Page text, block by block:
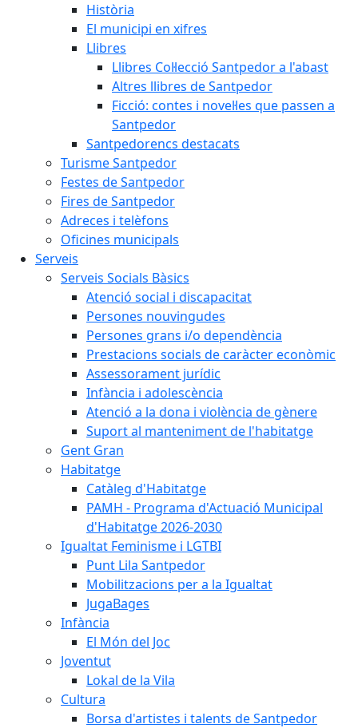
Història
El municipi en xifres
Llibres
Llibres Col·lecció Santpedor a l'abast
Altres llibres de Santpedor
Ficció: contes i novel·les que passen a
Santpedor
Santpedorencs destacats
Turisme Santpedor
Festes de Santpedor
Fires de Santpedor
Adreces i telèfons
Oficines municipals
Serveis
Serveis Socials Bàsics
Atenció social i discapacitat
Persones nouvingudes
Persones grans i/o dependència
Prestacions socials de caràcter econòmic
Assessorament jurídic
Infància i adolescència
Atenció a la dona i violència de gènere
Suport al manteniment de l'habitatge
Gent Gran
Habitatge
Catàleg d'Habitatge
PAMH - Programa d'Actuació Municipal
d'Habitatge 2026-2030
Igualtat Feminisme i LGTBI
Punt Lila Santpedor
Mobilitzacions per a la Igualtat
JugaBages
Infància
El Món del Joc
Joventut
Lokal de la Vila
Cultura
Borsa d'artistes i talents de Santpedor